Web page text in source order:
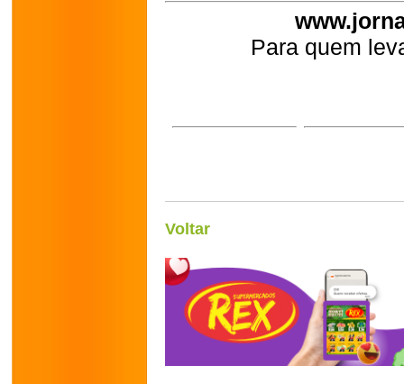
Para quem
Voltar